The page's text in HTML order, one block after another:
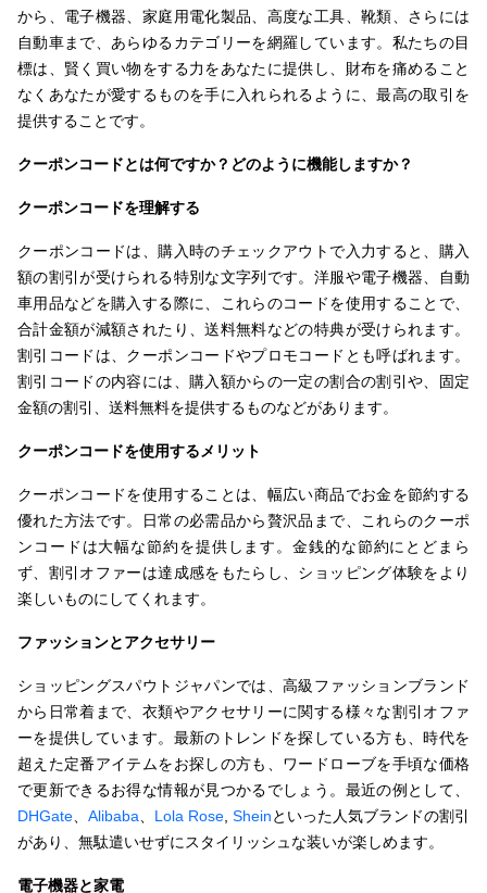
から、電子機器、家庭用電化製品、高度な工具、靴類、さらには
自動車まで、あらゆるカテゴリーを網羅しています。私たちの目
標は、賢く買い物をする力をあなたに提供し、財布を痛めること
なくあなたが愛するものを手に入れられるように、最高の取引を
提供することです。
クーポンコードとは何ですか？どのように機能しますか？
クーポンコードを理解する
クーポンコードは、購入時のチェックアウトで入力すると、購入
額の割引が受けられる特別な文字列です。洋服や電子機器、自動
車用品などを購入する際に、これらのコードを使用することで、
合計金額が減額されたり、送料無料などの特典が受けられます。
割引コードは、クーポンコードやプロモコードとも呼ばれます。
割引コードの内容には、購入額からの一定の割合の割引や、固定
金額の割引、送料無料を提供するものなどがあります。
クーポンコードを使用するメリット
クーポンコードを使用することは、幅広い商品でお金を節約する
優れた方法です。日常の必需品から贅沢品まで、これらのクーポ
ンコードは大幅な節約を提供します。金銭的な節約にとどまら
ず、割引オファーは達成感をもたらし、ショッピング体験をより
楽しいものにしてくれます。
ファッションとアクセサリー
ショッピングスパウトジャパンでは、高級ファッションブランド
から日常着まで、衣類やアクセサリーに関する様々な割引オファ
ーを提供しています。最新のトレンドを探している方も、時代を
超えた定番アイテムをお探しの方も、ワードローブを手頃な価格
で更新できるお得な情報が見つかるでしょう。最近の例として、
DHGate
Alibaba Lola Rose Sheinといった人気ブランドの割引
があり、無駄遣いせずにスタイリッシュな装いが楽しめます。
電子機器と家電